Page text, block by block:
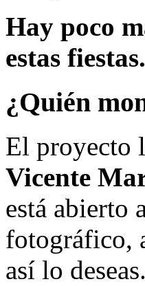
Hay poco
estas fiestas.
¿Quién
El proyecto
Vicente
está abierto
fotográfico,
así lo deseas.